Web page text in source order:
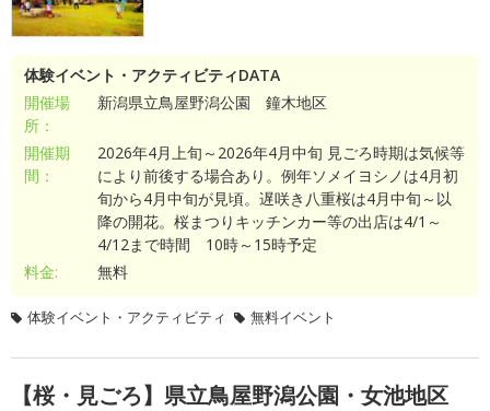
体験イベント・アクティビティDATA
開催場
所：
新潟県立鳥屋野潟公園 鐘木地区
開催期
間：
2026年4月上旬～2026年4月中旬 見ごろ時期は気候等
により前後する場合あり。例年ソメイヨシノは4月初
旬から4月中旬が見頃。遅咲き八重桜は4月中旬～以
降の開花。桜まつりキッチンカー等の出店は4/1～
4/12まで時間 10時～15時予定
料金:
無料
体験イベント・アクティビティ 無料イベント
【桜・見ごろ】県立鳥屋野潟公園・女池地区